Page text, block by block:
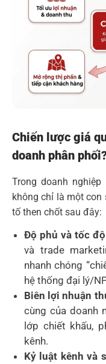
Chiến lược giá
doanh phân
Trong doanh
không chỉ là một con
tố then chốt sau đây:
Độ phủ và tốc
và trade
nhanh chóng
hệ thống đại lý/
Biên lợi nhuận
cùng của doanh
lớp chiết khấu,
kênh.
Kỷ luật kênh và